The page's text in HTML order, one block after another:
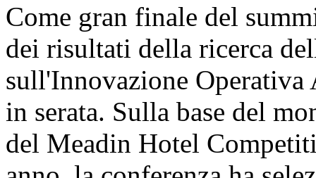
Come gran finale del
dei risultati della ricerca
sull'Innovazione Operativa
in serata. Sulla base del
del Meadin Hotel